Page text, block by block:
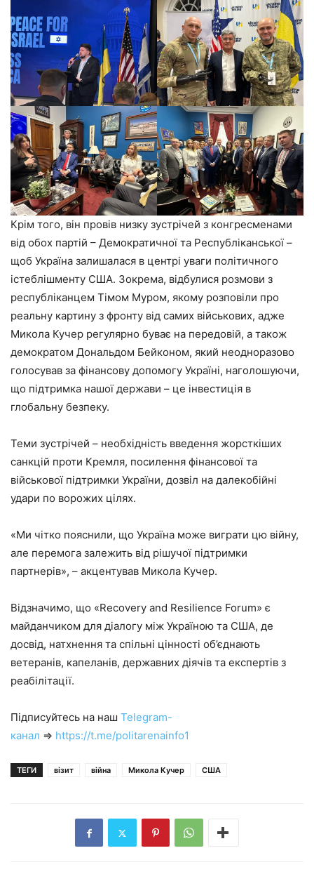
Крім того, він провів низку зустрічей з конгресменами
від обох партій – Демократичної та Республіканської –
щоб Україна залишалася в центрі уваги політичного
істеблішменту США. Зокрема, відбулися розмови з
республіканцем Тімом Муром, якому розповіли про
реальну картину з фронту від самих військових, адже
Микола Кучер регулярно буває на передовій, а також
демократом Дональдом Бейконом, який неодноразово
голосував за фінансову допомогу Україні, наголошуючи,
що підтримка нашої держави – це інвестиція в
глобальну безпеку.
Теми зустрічей – необхідність введення жорсткіших
санкцій проти Кремля, посилення фінансової та
військової підтримки України, дозвіл на далекобійні
удари по ворожих цілях.
«Ми чітко пояснили, що Україна може виграти цю війну,
але перемога залежить від рішучої підтримки
партнерів», – акцентував Микола Кучер.
Відзначимо, що «Recovery and Resilience Forum» є
майданчиком для діалогу між Україною та США, де
досвід, натхнення та спільні цінності об’єднають
ветеранів, капеланів, державних діячів та експертів з
реабілітації.
Підписуйтесь на наш Telegram-
канал ⇒ https://t.me/politarenainfo1
ТЕГИ візит війна Микола Кучер США